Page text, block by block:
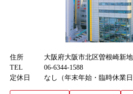
住所
大阪府大阪市北区曽根崎新
TEL
06-6344-1588
定休日
なし（年末年始・臨時休業日